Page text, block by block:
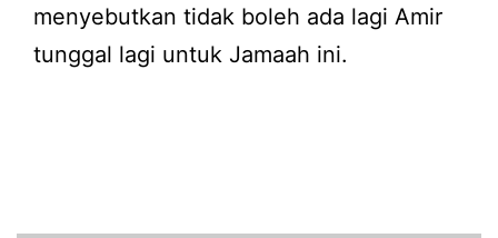
menyebutkan tidak boleh ada lagi Amir
tunggal lagi untuk Jamaah ini.